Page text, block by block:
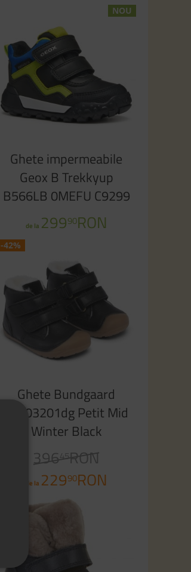
NOU
Ghete impermeabile
Geox B Trekkyup
B566LB 0MEFU C9299
Black Fluo Green
de la 29990RON
-42%
Ghete Bundgaard
bg303201dg Petit Mid
Winter Black
39645RON
de la 22990RON